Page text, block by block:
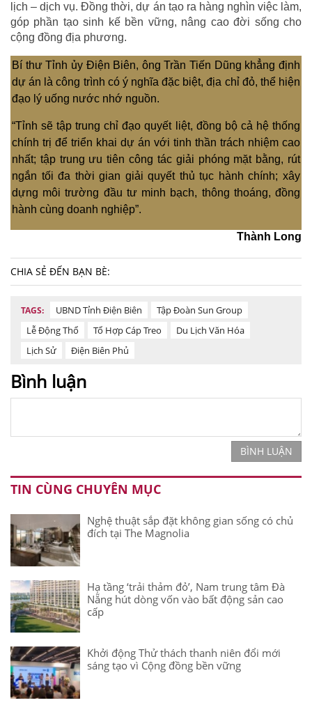
lịch – dịch vụ. Đồng thời, dự án tạo ra hàng nghìn việc làm,
góp phần tạo sinh kế bền vững, nâng cao đời sống cho
cộng đồng địa phương.
Bí thư Tỉnh ủy Điện Biên, ông Trần Tiến Dũng khẳng định
dự án là công trình có ý nghĩa đặc biệt, địa chỉ đỏ, thể hiện
đạo lý uống nước nhớ nguồn.
“Tỉnh sẽ tập trung chỉ đạo quyết liệt, đồng bộ cả hệ thống
chính trị để triển khai dự án với tinh thần trách nhiệm cao
nhất; tập trung ưu tiên công tác giải phóng mặt bằng, rút
ngắn tối đa thời gian giải quyết thủ tục hành chính; xây
dựng môi trường đầu tư minh bạch, thông thoáng, đồng
hành cùng doanh nghiệp”.
Thành Long
CHIA SẺ ĐẾN BẠN BÈ:
TAGS: UBND Tỉnh Điện Biên
Tập Đoàn Sun Group
Lễ Động Thổ
Tổ Hợp Cáp Treo
Du Lịch Văn Hóa
Lịch Sử
Điện Biên Phủ
Bình luận
BÌNH LUẬN
TIN CÙNG CHUYÊN MỤC
Nghệ thuật sắp đặt không gian sống có chủ
đích tại The Magnolia
Hạ tầng ‘trải thảm đỏ’, Nam trung tâm Đà
Nẵng hút dòng vốn vào bất động sản cao
cấp
Khởi động Thử thách thanh niên đổi mới
sáng tạo vì Cộng đồng bền vững